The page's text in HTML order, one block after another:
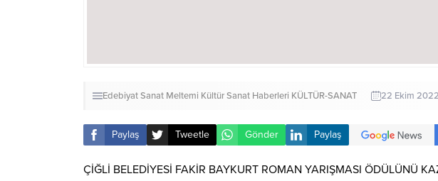
Edebiyat Sanat Meltemi Kültür Sanat Haberleri KÜLTÜR-SANAT 22 Ekim
Paylaş Tweetle Gönder Paylaş
ÇİĞLİ BELEDİYESİ FAKİR BAYKURT ROMAN YARIŞMASI ÖDÜLÜNÜ